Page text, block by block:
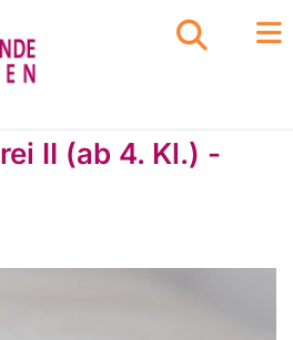
II (ab 4. Kl.) -